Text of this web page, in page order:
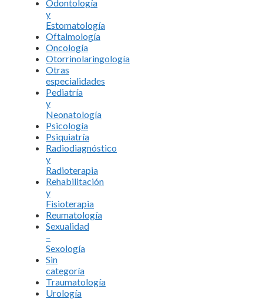
Odontología
y
Estomatología
Oftalmología
Oncología
Otorrinolaringología
Otras
especialidades
Pediatría
y
Neonatología
Psicología
Psiquiatría
Radiodiagnóstico
y
Radioterapia
Rehabilitación
y
Fisioterapia
Reumatología
Sexualidad
–
Sexología
Sin
categoría
Traumatología
Urología